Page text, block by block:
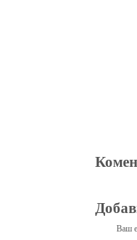
Ваш